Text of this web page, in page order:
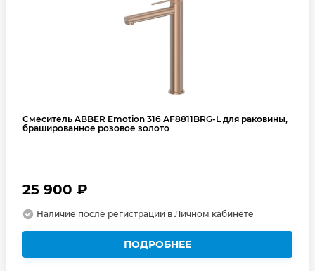
Смеситель ABBER Emotion 316 AF8811BRG-L для раковины,
брашированное розовое золото
25 900 ₽
Наличие после регистрации в Личном кабинете
ПОДРОБНЕЕ